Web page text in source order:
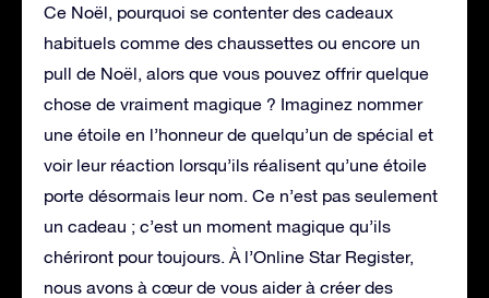
Ce Noël, pourquoi se contenter des cadeaux
habituels comme des chaussettes ou encore un
pull de Noël, alors que vous pouvez offrir quelque
chose de vraiment magique ? Imaginez nommer
une étoile en l’honneur de quelqu’un de spécial et
voir leur réaction lorsqu’ils réalisent qu’une étoile
porte désormais leur nom. Ce n’est pas seulement
un cadeau ; c’est un moment magique qu’ils
chériront pour toujours. À l’Online Star Register,
nous avons à cœur de vous aider à créer des